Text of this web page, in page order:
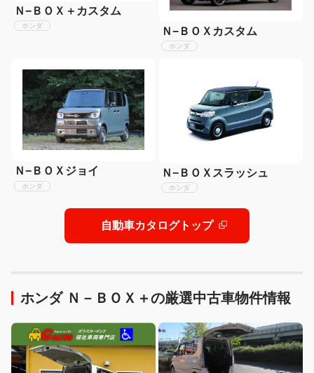
Ｎ−ＢＯＸ＋カスタム
ホンダ Ｎ−ＢＯＸカスタム
ホンダ
Ｎ−ＢＯＸジョイ
ホンダ
Ｎ−ＢＯＸスラッシュ
ホンダ
自動車カタログトップ
ホンダ Ｎ－ＢＯＸ＋の厳選中古車物件情報